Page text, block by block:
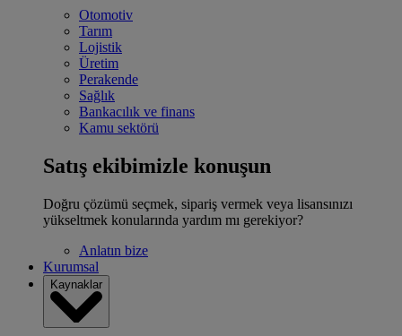
Otomotiv
Tarım
Lojistik
Üretim
Perakende
Sağlık
Bankacılık ve finans
Kamu sektörü
Satış ekibimizle konuşun
Doğru çözümü seçmek, sipariş vermek veya lisansınızı
yükseltmek konularında yardım mı gerekiyor?
Anlatın bize
Kurumsal
Kaynaklar